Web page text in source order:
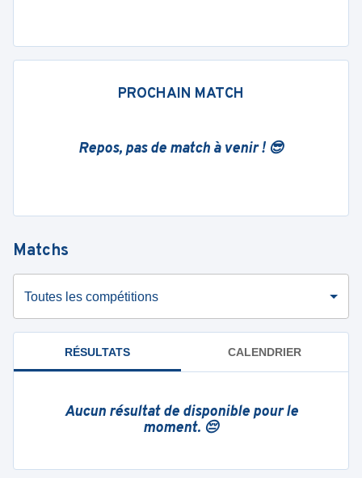
PROCHAIN MATCH
Repos, pas de match à venir ! 😎
Matchs
Toutes les compétitions
RÉSULTATS CALENDRIER
Aucun résultat de disponible pour le
moment. 😔